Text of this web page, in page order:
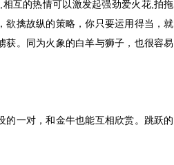
互的热情可以激发起强劲爱火花,拍拖
欲擒故纵的策略，你只要运用得当，就
获。同为火象的白羊与狮子，也很容易
的一对，和金牛也能互相欣赏。跳跃的